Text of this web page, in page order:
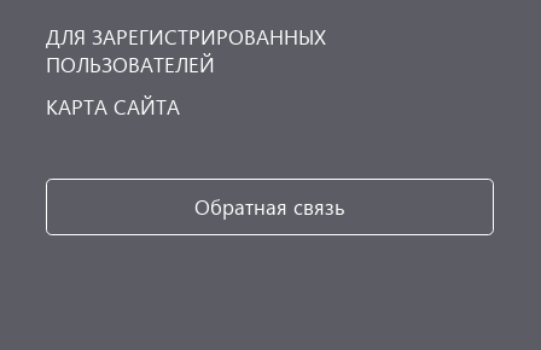
ДЛЯ ЗАРЕГИСТРИРОВАННЫХ
ПОЛЬЗОВАТЕЛЕЙ
КАРТА САЙТА
Обратная связь